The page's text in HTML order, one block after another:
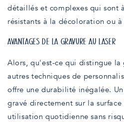
détaillés et complexes qui sont
résistants à la décoloration ou
AVANTAGES DE LA GRAVURE AU LASER
Alors, qu'est-ce qui distingue la
autres techniques de
offre une durabilité inégalée.
gravé directement sur la
utilisation quotidienne sans